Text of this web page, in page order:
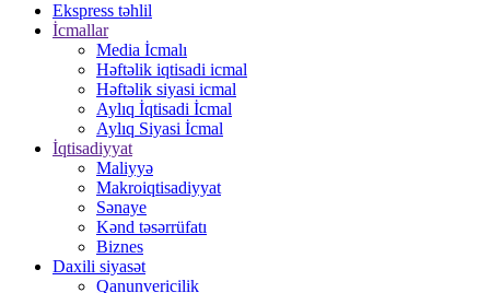
Ekspress təhlil
İcmallar
Media İcmalı
Həftəlik iqtisadi icmal
Həftəlik siyasi icmal
Aylıq İqtisadi İcmal
Aylıq Siyasi İcmal
İqtisadiyyat
Maliyyə
Makroiqtisadiyyat
Sənaye
Kənd təsərrüfatı
Biznes
Daxili siyasət
Qanunvericilik